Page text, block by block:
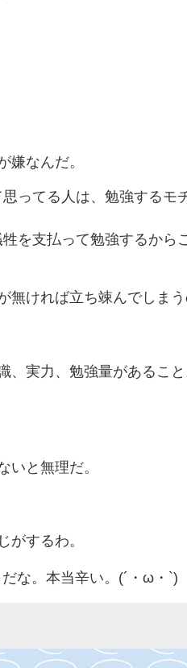
嫌なんだ。
ってる人は、勉強するモ
を支払って勉強するから
ければ立ち竦んでしまう
、実力、勉強量があるこ
と無理だ。
がするわ。
な。本当辛い。(´・ω・`)